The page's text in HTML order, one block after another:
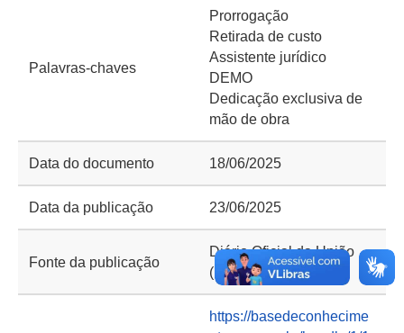
Palavras-chaves
Prorrogação
Retirada de custo
Assistente jurídico
DEMO
Dedicação exclusiva de
mão de obra
Data do documento 18/06/2025
Data da publicação 23/06/2025
Fonte da publicação
Diário Oficial da União
(DOU) e Portal CGU
https://basedeconhecime